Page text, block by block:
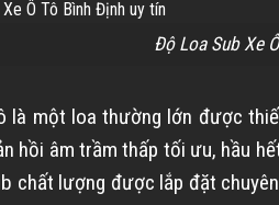
Độ Loa Sub Xe
là một loa thường lớn được
hồi âm trầm thấp tối ưu, hầu
chất lượng được lắp đặt